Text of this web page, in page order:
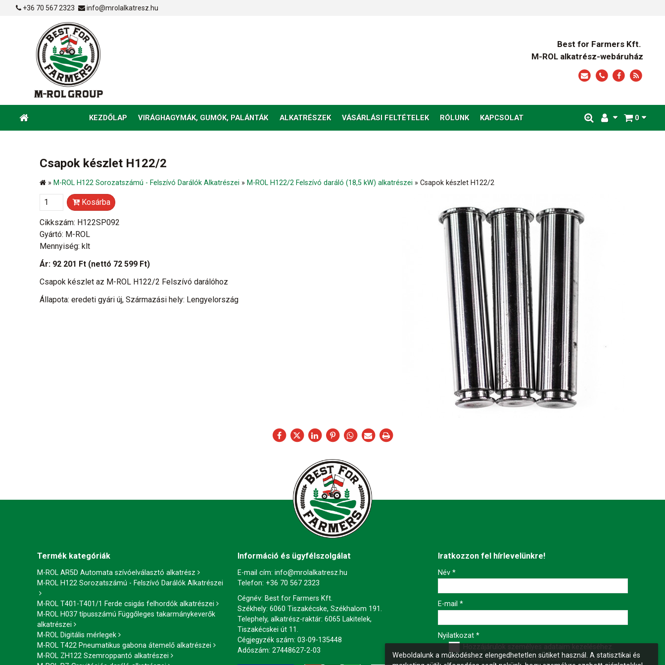
+36 70 567 2323 info@mrolalkatresz.hu
Best for Farmers Kft.
M-ROL alkatrész-webáruház
0
KEZDŐLAP VIRÁGHAGYMÁK, GUMÓK, PALÁNTÁK ALKATRÉSZEK VÁSÁRLÁSI FELTÉTELEK RÓLUNK KAPCSOLAT
Csapok készlet H122/2
» M-ROL H122 Sorozatszámú - Felszívó Darálók Alkatrészei » M-ROL H122/2 Felszívó daráló (18,5 kW) alkatrészei » Csapok készlet H122/2
Kosárba
Cikkszám: H122SP092
Gyártó: M-ROL
Mennyiség: klt
Ár: 92 201 Ft (nettó 72 599 Ft)
Csapok készlet az M-ROL H122/2 Felszívó darálóhoz
Állapota: eredeti gyári új, Származási hely: Lengyelország
Termék kategóriák
M-ROL AR5D Automata szívóelválasztó alkatrész
M-ROL H122 Sorozatszámú - Felszívó Darálók Alkatrészei
M-ROL T401-T401/1 Ferde csigás felhordók alkatrészei
M-ROL H037 típusszámú Függőleges takarmánykeverők
alkatrészei
M-ROL Digitális mérlegek
M-ROL T422 Pneumatikus gabona átemelő alkatrészei
M-ROL ZH122 Szemroppantó alkatrészei
Információ és ügyfélszolgálat
E-mail cím:info@mrolalkatresz.hu
Telefon: +36 70 567 2323
Cégnév: Best for Farmers Kft.
Székhely: 6060 Tiszakécske, Székhalom 191.
Telephely, alkatrész-raktár: 6065 Lakitelek,
Tiszakécskei út 11.
Cégjegyzék szám: 03-09-135448
Adószám: 27448627-2-03
Iratkozzon fel hírlevelünkre!
-
-
-
Név*
E-mail*
Nyilatkozat*
Hozzájárulok személyes adataim kezeléséhez.
Ide kattintva tekinthető meg:Adatvédelmi nyilatkozat.
Weboldalunk a működéshez elengedhetetlen sütiket használ. A statisztikai és